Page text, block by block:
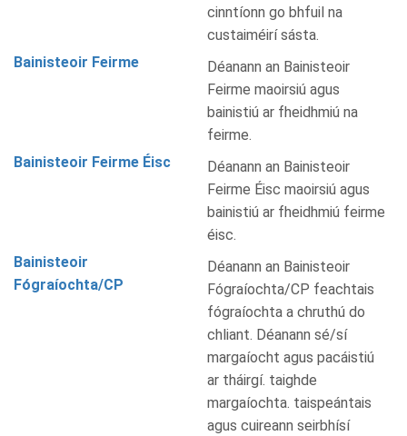
cinntíonn go bhfuil na
custaiméirí sásta.
Bainisteoir Feirme
Déanann an Bainisteoir
Feirme maoirsiú agus
bainistiú ar fheidhmiú na
feirme.
Bainisteoir Feirme Éisc
Déanann an Bainisteoir
Feirme Éisc maoirsiú agus
bainistiú ar fheidhmiú feirme
éisc.
Bainisteoir
Fógraíochta/CP
Déanann an Bainisteoir
Fógraíochta/CP feachtais
fógraíochta a chruthú do
chliant. Déanann sé/sí
margaíocht agus pacáistiú
ar tháirgí. taighde
margaíochta. taispeántais
agus cuireann seirbhísí